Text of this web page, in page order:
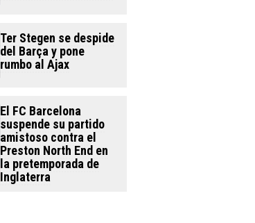
Ter Stegen se despide
del Barça y pone
rumbo al Ajax
El FC Barcelona
suspende su partido
amistoso contra el
Preston North End en
la pretemporada de
Inglaterra